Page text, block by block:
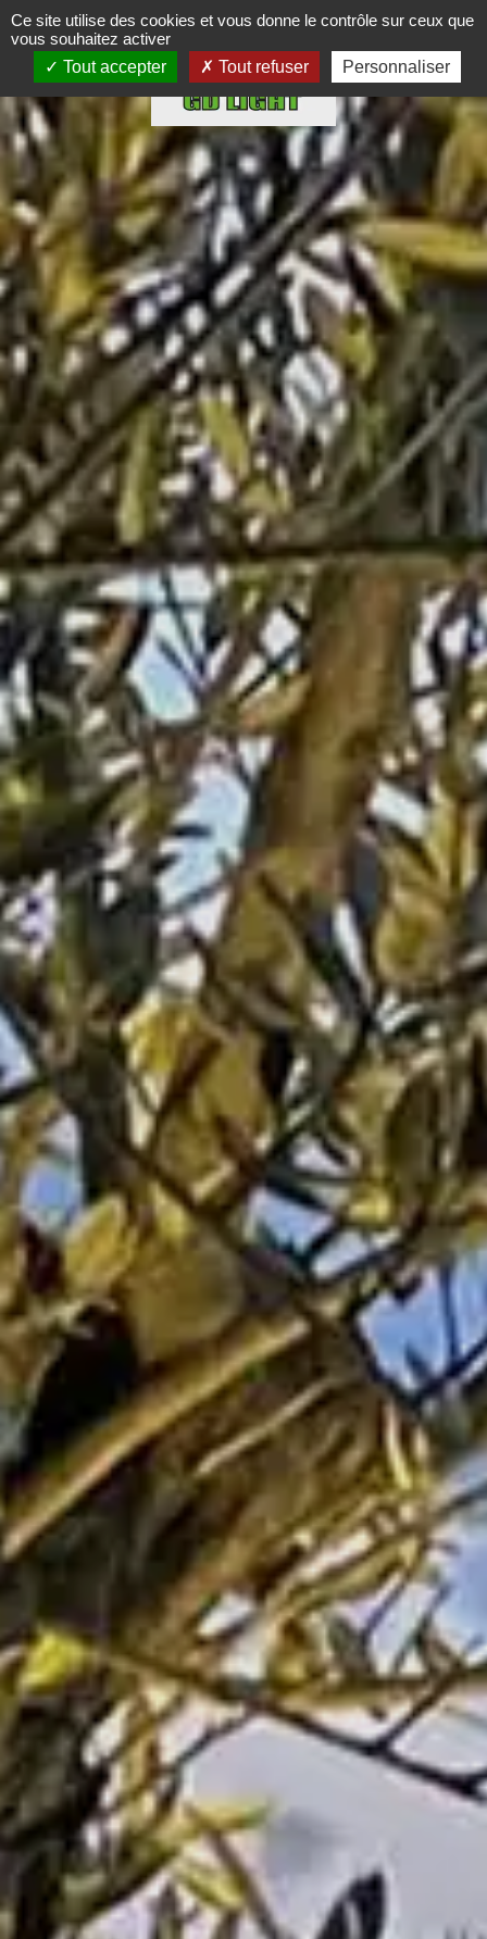
Panneau de gestion des cookies
Ce site utilise des cookies et vous donne le contrôle sur ceux que
vous souhaitez activer
Tout accepter
Tout refuser Personnaliser